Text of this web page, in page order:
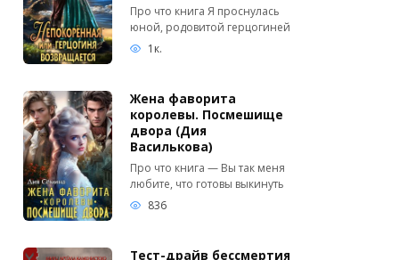
Про что книга Я проснулась
юной, родовитой герцогиней
1к.
Жена фаворита
королевы. Посмешище
двора (Дия
Василькова)
Про что книга — Вы так меня
любите, что готовы выкинуть
836
Тест-драйв бессмертия